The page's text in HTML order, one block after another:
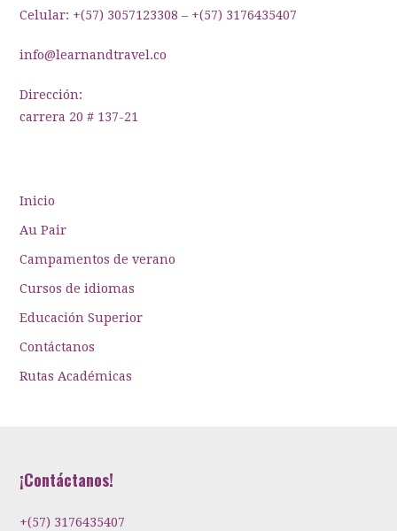
Celular: +(57) 3057123308 – +(57) 3176435407
info@learnandtravel.co
Dirección:
carrera 20 # 137-21
Inicio
Au Pair
Campamentos de verano
Cursos de idiomas
Educación Superior
Contáctanos
Rutas Académicas
¡Contáctanos!
+(57) 3176435407